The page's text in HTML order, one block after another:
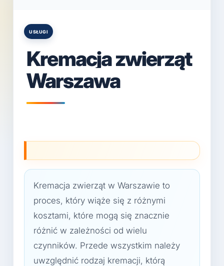
Posted
USŁUGI
Kremacja zwierząt
Warszawa
Kremacja zwierząt w Warszawie to
proces, który wiąże się z różnymi
kosztami, które mogą się znacznie
różnić w zależności od wielu
czynników. Przede wszystkim należy
uwzględnić rodzaj kremacji, którą